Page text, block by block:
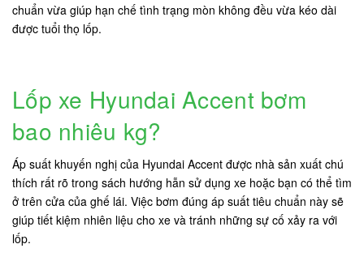
chuẩn vừa giúp hạn chế tình trạng mòn không đều vừa kéo dài
được tuổi thọ lốp.
Lốp xe Hyundai Accent bơm
bao nhiêu kg?
Áp suất khuyến nghị của Hyundai Accent được nhà sản xuất chú
thích rất rõ trong sách hướng hẫn sử dụng xe hoặc bạn có thể tìm
ở trên cửa của ghế lái. Việc bơm đúng áp suất tiêu chuẩn này sẽ
giúp tiết kiệm nhiên liệu cho xe và tránh những sự cố xảy ra với
lốp.